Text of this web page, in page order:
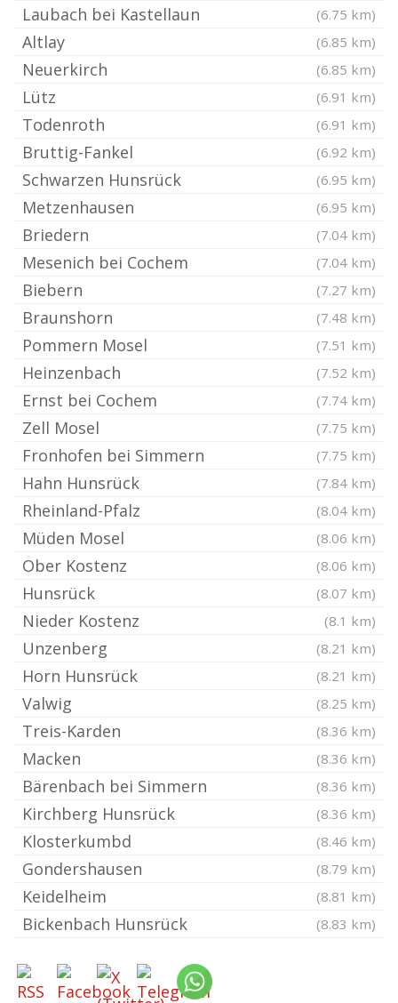
Laubach bei Kastellaun (6.75 km)
Altlay (6.85 km)
Neuerkirch (6.85 km)
Lütz (6.91 km)
Todenroth (6.91 km)
Bruttig-Fankel (6.92 km)
Schwarzen Hunsrück (6.95 km)
Metzenhausen (6.95 km)
Briedern (7.04 km)
Mesenich bei Cochem (7.04 km)
Biebern (7.27 km)
Braunshorn (7.48 km)
Pommern Mosel (7.51 km)
Heinzenbach (7.52 km)
Ernst bei Cochem (7.74 km)
Zell Mosel (7.75 km)
Fronhofen bei Simmern (7.75 km)
Hahn Hunsrück (7.84 km)
Rheinland-Pfalz (8.04 km)
Müden Mosel (8.06 km)
Ober Kostenz (8.06 km)
Hunsrück (8.07 km)
Nieder Kostenz (8.1 km)
Unzenberg (8.21 km)
Horn Hunsrück (8.21 km)
Valwig (8.25 km)
Treis-Karden (8.36 km)
Macken (8.36 km)
Bärenbach bei Simmern (8.36 km)
Kirchberg Hunsrück (8.36 km)
Klosterkumbd (8.46 km)
Gondershausen (8.79 km)
Keidelheim (8.81 km)
Bickenbach Hunsrück (8.83 km)